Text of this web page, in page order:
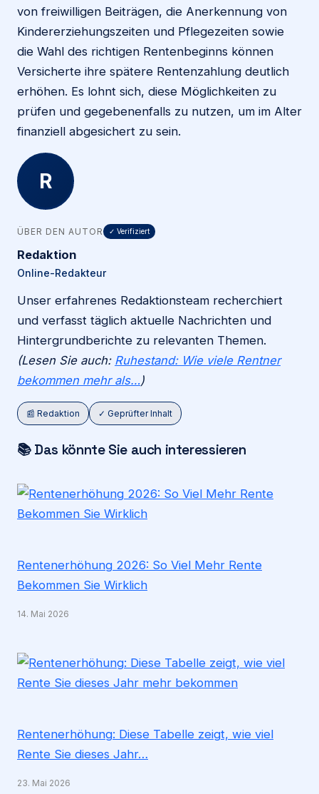
von freiwilligen Beiträgen, die Anerkennung von
Kindererziehungszeiten und Pflegezeiten sowie
die Wahl des richtigen Rentenbeginns können
Versicherte ihre spätere Rentenzahlung deutlich
erhöhen. Es lohnt sich, diese Möglichkeiten zu
prüfen und gegebenenfalls zu nutzen, um im Alter
finanziell abgesichert zu sein.
R
ÜBER DEN AUTOR ✓ Verifiziert
Redaktion
Online-Redakteur
Unser erfahrenes Redaktionsteam recherchiert
und verfasst täglich aktuelle Nachrichten und
Hintergrundberichte zu relevanten Themen.
(Lesen Sie auch: Ruhestand: Wie viele Rentner
bekommen mehr als…)
📰 Redaktion ✓ Geprüfter Inhalt
📚 Das könnte Sie auch interessieren
Rentenerhöhung 2026: So Viel Mehr Rente
Bekommen Sie Wirklich
14. Mai 2026
Rentenerhöhung: Diese Tabelle zeigt, wie viel
Rente Sie dieses Jahr…
23. Mai 2026